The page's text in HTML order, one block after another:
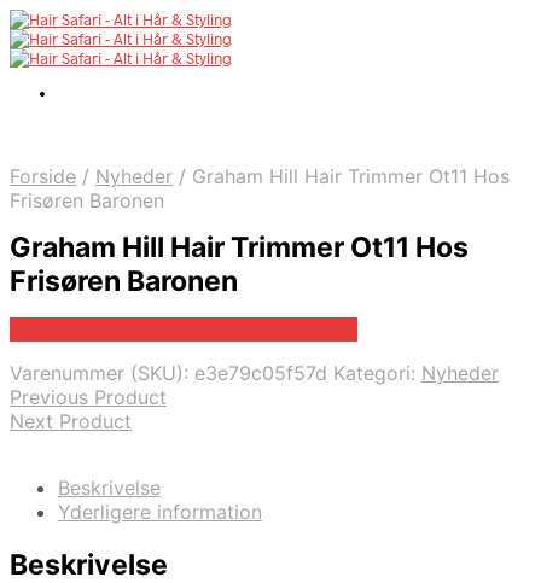
Forside / Nyheder / Graham Hill Hair Trimmer Ot11 Hos
Frisøren Baronen
Graham Hill Hair Trimmer Ot11 Hos
Frisøren Baronen
Varenummer (SKU): e3e79c05f57d Kategori: Nyheder
Previous Product
Next Product
Beskrivelse
Yderligere information
Beskrivelse